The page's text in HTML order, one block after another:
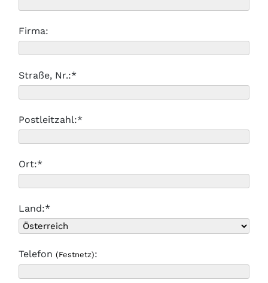
Firma:
Straße, Nr.:*
Postleitzahl:*
Ort:*
Land:*
Telefon (Festnetz):